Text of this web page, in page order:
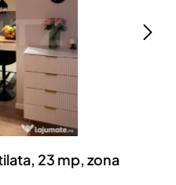
23 mp, zona